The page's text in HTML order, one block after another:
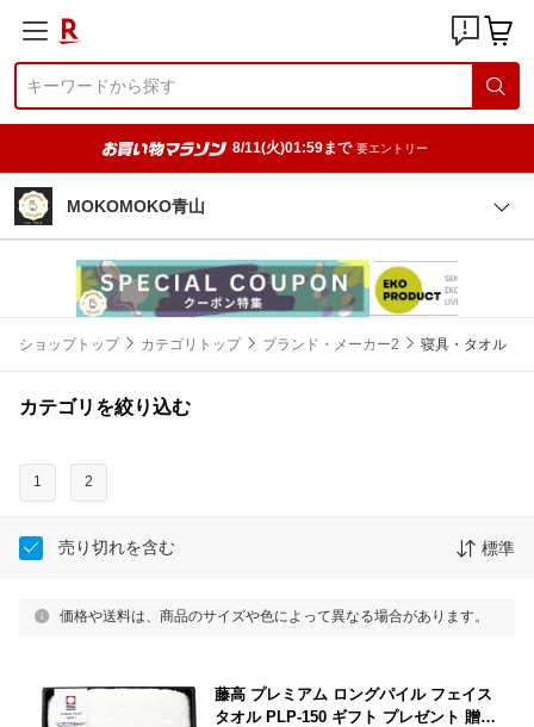
8/11(火)01:59まで 要エントリー
MOKOMOKO青山
ショップトップ カテゴリトップ ブランド・メーカー2 寝具・タオル
カテゴリを絞り込む
1 2
売り切れを含む 標準
価格や送料は、商品のサイズや色によって異なる場合があります。
藤高 プレミアム ロングパイル フェイス
タオル PLP-150 ギフト プレゼント 贈り